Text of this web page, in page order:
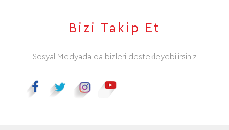
Bizi Takip Et
Sosyal Medyada da bizleri destekleyebilirsiniz